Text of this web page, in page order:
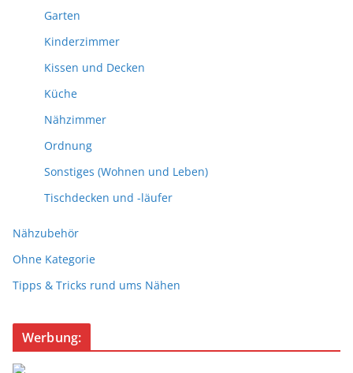
Garten
Kinderzimmer
Kissen und Decken
Küche
Nähzimmer
Ordnung
Sonstiges (Wohnen und Leben)
Tischdecken und -läufer
Nähzubehör
Ohne Kategorie
Tipps & Tricks rund ums Nähen
Werbung: